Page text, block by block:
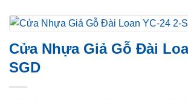
Cửa Nhựa Giả Gỗ Đài
SGD